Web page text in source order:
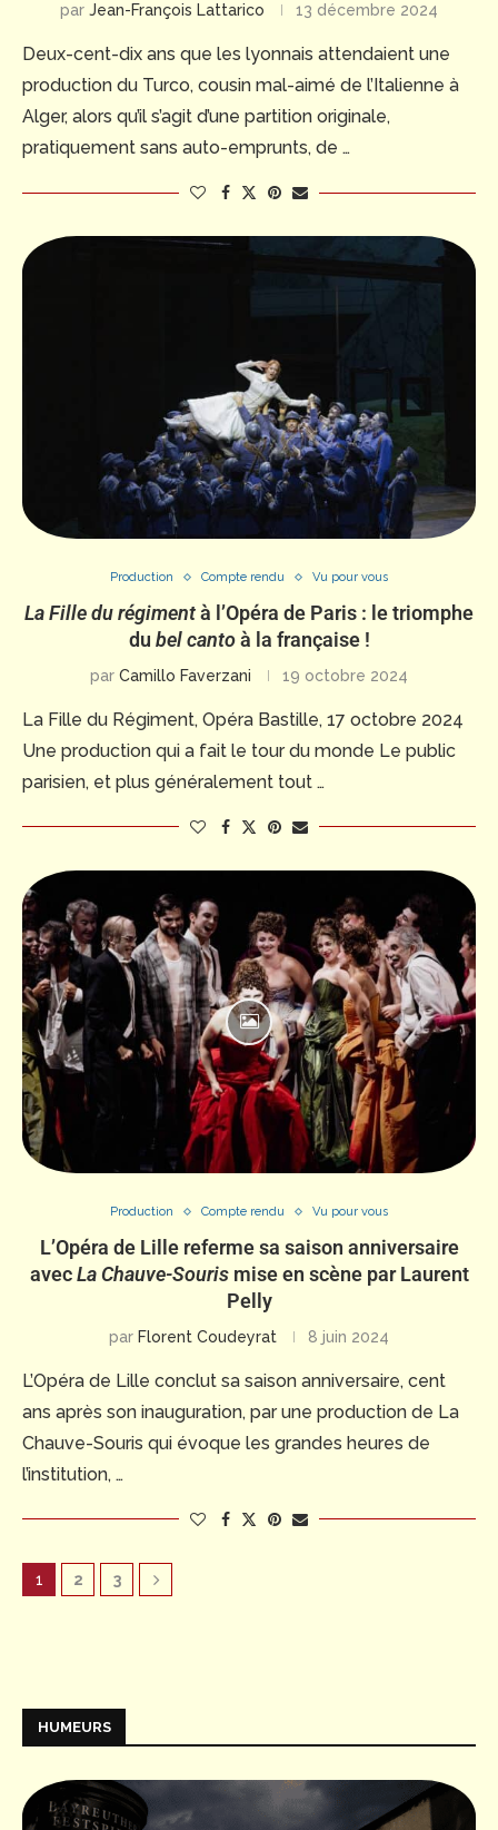
par Jean-François Lattarico 13 décembre 2024
Deux-cent-dix ans que les lyonnais attendaient une
production du Turco, cousin mal-aimé de l’Italienne à
Alger, alors qu’il s’agit d’une partition originale,
pratiquement sans auto-emprunts, de …
Production Compte rendu Vu pour vous
La Fille du régimentà l’Opéra de Paris : le triomphe
du bel cantoà la française !
par Camillo Faverzani 19 octobre 2024
La Fille du Régiment, Opéra Bastille, 17 octobre 2024
Une production qui a fait le tour du monde Le public
parisien, et plus généralement tout …
Production Compte rendu Vu pour vous
L’Opéra de Lille referme sa saison anniversaire
avecLa Chauve-Sourismise en scène par Laurent
Pelly
par Florent Coudeyrat 8 juin 2024
L’Opéra de Lille conclut sa saison anniversaire, cent
ans après son inauguration, par une production de La
Chauve-Souris qui évoque les grandes heures de
l’institution, …
1 2 3
HUMEURS